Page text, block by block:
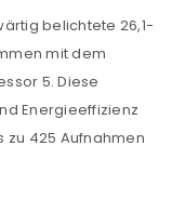
belichtete 26,1-
mit dem
5. Diese
Energieeffizienz
425 Aufnahmen